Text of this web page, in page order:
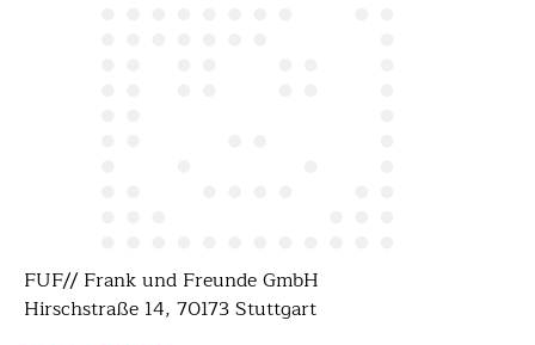
FUF// Frank und Freunde GmbH
Hirschstraße 14, 70173 Stuttgart